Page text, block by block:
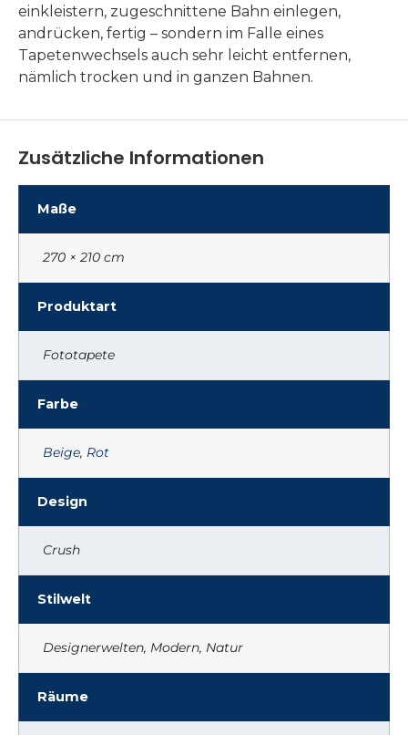
einkleistern, zugeschnittene Bahn einlegen,
andrücken, fertig – sondern im Falle eines
Tapetenwechsels auch sehr leicht entfernen,
nämlich trocken und in ganzen Bahnen.
Zusätzliche Informationen
Maße
270 × 210 cm
Produktart
Fototapete
Farbe
Beige, Rot
Design
Crush
Stilwelt
Designerwelten, Modern, Natur
Räume